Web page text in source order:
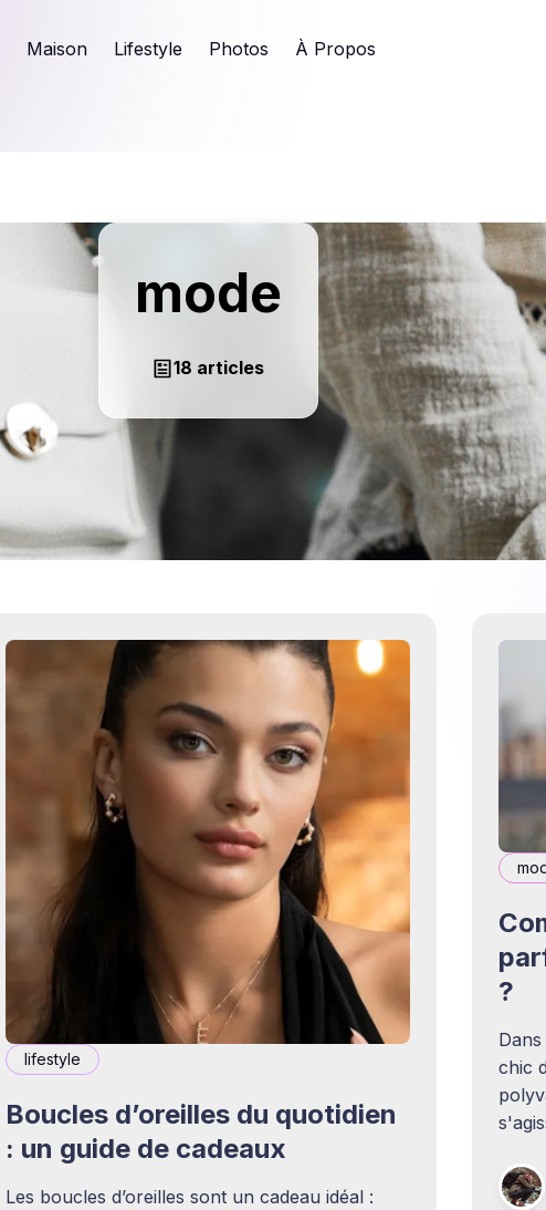
Maison Lifestyle Photos À Propos
mode
18 articles
lifestyle
Boucles d’oreilles du quotidien
: un guide de cadeaux
Les boucles d’oreilles sont un cadeau idéal :
?
chic